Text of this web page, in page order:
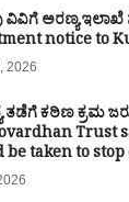
ವಿವಿಗೆ ಅರಣ್ಯ
notice to
2026
ತಡೆಗೆ ಕಠಿಣ ಕ್ರಮ
Trust
be taken to